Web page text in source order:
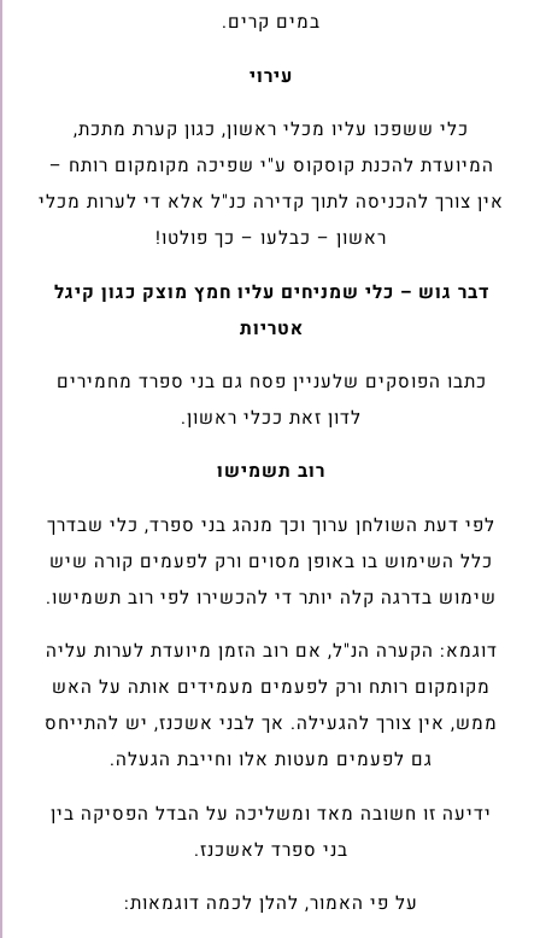
במים קרים.
עירוי
כלי ששפכו עליו מכלי ראשון, כגון קערת מתכת,
המיועדת להכנת קוסקוס ע"י שפיכה מקומקום רותח –
אין צורך להכניסה לתוך קדירה כנ"ל אלא די לערות מכלי
ראשון – כבלעו – כך פולטו!
דבר גוש – כלי שמניחים עליו חמץ מוצק כגון קיגל
אטריות
כתבו הפוסקים שלעניין פסח גם בני ספרד מחמירים
לדון זאת ככלי ראשון.
רוב תשמישו
לפי דעת השולחן ערוך וכך מנהג בני ספרד, כלי שבדרך
כלל השימוש בו באופן מסוים ורק לפעמים קורה שיש
שימוש בדרגה קלה יותר די להכשירו לפי רוב תשמישו.
דוגמא: הקערה הנ"ל, אם רוב הזמן מיועדת לערות עליה
מקומקום רותח ורק לפעמים מעמידים אותה על האש
ממש, אין צורך להגעילה. אך לבני אשכנז, יש להתייחס
גם לפעמים מעטות אלו וחייבת הגעלה.
ידיעה זו חשובה מאד ומשליכה על הבדל הפסיקה בין
בני ספרד לאשכנז.
על פי האמור, להלן לכמה דוגמאות: